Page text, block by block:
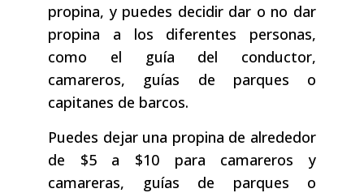
propina, y puedes decidir dar o no dar
propina a los diferentes personas,
como el guía del conductor,
camareros, guías de parques o
capitanes de barcos.
Puedes dejar una propina de alrededor
de $5 a $10 para camareros y
camareras, guías de parques o